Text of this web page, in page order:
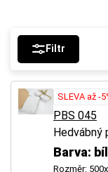
Filtr
SLEVA až -
PBS 045
Hedvábný
Barva:
Rozměr: